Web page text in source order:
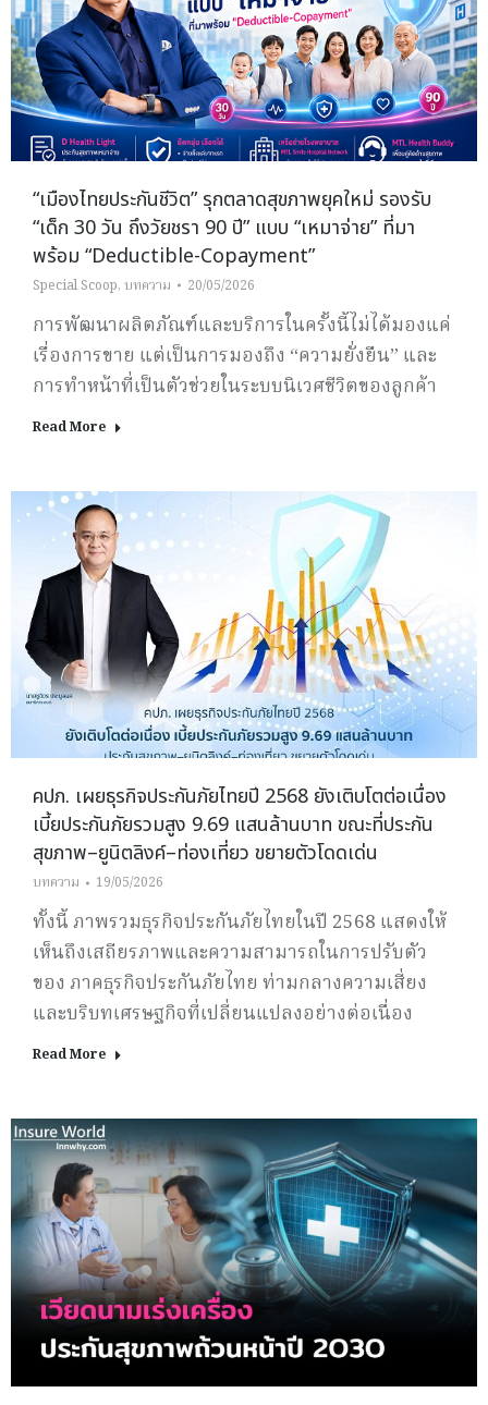
“เมืองไทยประกันชีวิต” รุกตลาดสุขภาพยุคใหม่ รองรับ
“เด็ก 30 วัน ถึงวัยชรา 90 ปี” แบบ “เหมาจ่าย” ที่มา
พร้อม “Deductible-Copayment”
Special Scoop, บทความ 20/05/2026
การพัฒนาผลิตภัณฑ์และบริการในครั้งนี้ไม่ได้มองแค่
เรื่องการขาย แต่เป็นการมองถึง “ความยั่งยืน” และ
การทำหน้าที่เป็นตัวช่วยในระบบนิเวศชีวิตของลูกค้า
Read More
คปภ. เผยธุรกิจประกันภัยไทยปี 2568 ยังเติบโตต่อเนื่อง
เบี้ยประกันภัยรวมสูง 9.69 แสนล้านบาท ขณะที่ประกัน
สุขภาพ–ยูนิตลิงค์–ท่องเที่ยว ขยายตัวโดดเด่น
บทความ 19/05/2026
ทั้งนี้ ภาพรวมธุรกิจประกันภัยไทยในปี 2568 แสดงให้
เห็นถึงเสถียรภาพและความสามารถในการปรับตัว
ของ ภาคธุรกิจประกันภัยไทย ท่ามกลางความเสี่ยง
และบริบทเศรษฐกิจที่เปลี่ยนแปลงอย่างต่อเนื่อง
Read More